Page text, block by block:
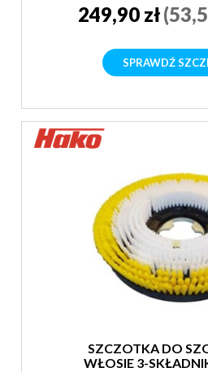
249,90 zł
SPRAWDŹ
SZCZOTKA DO
WŁOSIE 3-